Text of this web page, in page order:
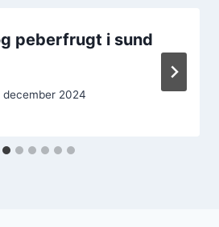
peberfrugt i sund
december 2024